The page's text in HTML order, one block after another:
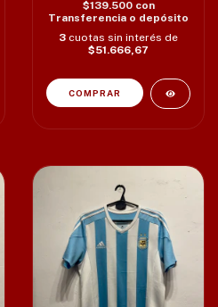
$139.500 con
Transferencia o depósito
3 cuotas sin interés de
$51.666,67